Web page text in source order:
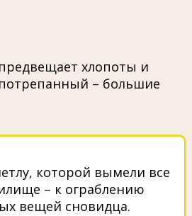
хлопоты и
– большие
которой вымели все
– к ограблению
вещей сновидца.